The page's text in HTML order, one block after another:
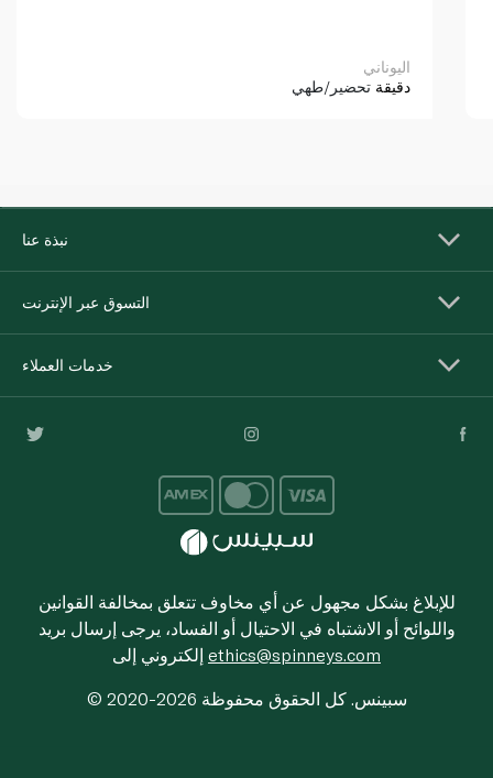
اليوناني
دقيقة تحضير/طهي
نبذة عنا
التسوق عبر الإنترنت
خدمات العملاء
للإبلاغ بشكل مجهول عن أي مخاوف تتعلق بمخالفة القوانين
واللوائح أو الاشتباه في الاحتيال أو الفساد، يرجى إرسال بريد
ethics@spinneys.com
© 2020-2026 سبينس. كل الحقوق محفوظة